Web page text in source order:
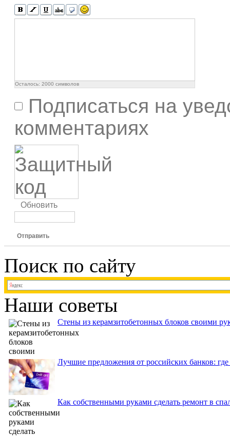
Осталось: 2000 символов
Подписаться на
комментариях
Обновить
Отправить
Поиск по сайту
Наши советы
Стены из керамзитобетонных блоков своими
Лучшие предложения от российских банков:
Как собственными руками сделать ремонт в